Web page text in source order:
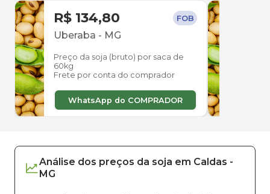
R$ 134,80 FOB
Uberaba - MG
Preço da soja (bruto) por saca de
60kg
Frete por conta do comprador
WhatsApp do COMPRADOR
Análise dos preços da soja em Caldas -
MG